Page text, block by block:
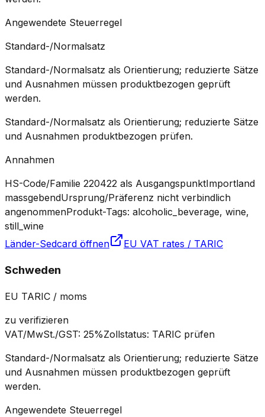
Angewendete Steuerregel
Standard-/Normalsatz
Standard-/Normalsatz als Orientierung; reduzierte Sätze
und Ausnahmen müssen produktbezogen geprüft
werden.
Standard-/Normalsatz als Orientierung; reduzierte Sätze
und Ausnahmen produktbezogen prüfen.
Annahmen
HS-Code/Familie 220422 als AusgangspunktImportland
massgebendUrsprung/Präferenz nicht verbindlich
angenommenProdukt-Tags: alcoholic_beverage, wine,
still_wine
Länder-Sedcard öffnen
EU VAT rates / TARIC
Schweden
EU TARIC / moms
zu verifizieren
VAT/MwSt./GST: 25%Zollstatus: TARIC prüfen
Standard-/Normalsatz als Orientierung; reduzierte Sätze
und Ausnahmen müssen produktbezogen geprüft
werden.
Angewendete Steuerregel